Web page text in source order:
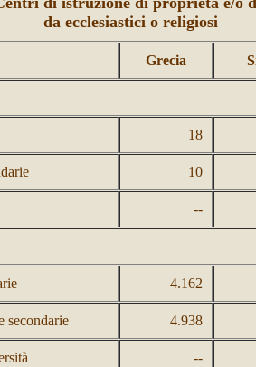
da ecclesiastici o religiosi
Grecia
18
10
--
4.162
secondarie 4.938
--